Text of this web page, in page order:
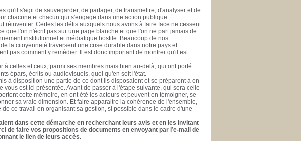
qu'il s'agit de sauvegarder, de partager, de transmettre, d'analyser et de
chacune et chacun qui s'engage dans une action publique
Certes les défis auxquels nous avons à faire face ne cessent
que l'on n'écrit pas sur une page blanche et que l'on ne part jamais de
institutionnel et médiatique hostile. Beaucoup de nos
la citoyenneté traversent une crise durable dans notre pays et
pas comment y remédier. Il est donc important de montrer qu'il est
celles et ceux, parmi ses membres mais bien au-delà, qui ont porté
épars, écrits ou audiovisuels, quel qu'en soit l'état.
à disposition une partie de ce dont ils disposaient et se préparent à en
est ici présentée. Avant de passer à l'étape suivante, qui sera celle
cette mémoire, en ont été les acteurs et peuvent en témoigner, se
sa vraie dimension. Et faire apparaitre la cohérence de l'ensemble,
ce travail en organisant sa gestion, si possible dans le cadre d'une
dans cette démarche en recherchant leurs avis et en les invitant
de faire vos propositions de documents en envoyant par l’e-mail de
le lien de leurs accès.